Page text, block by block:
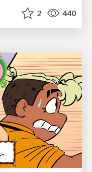
2 440